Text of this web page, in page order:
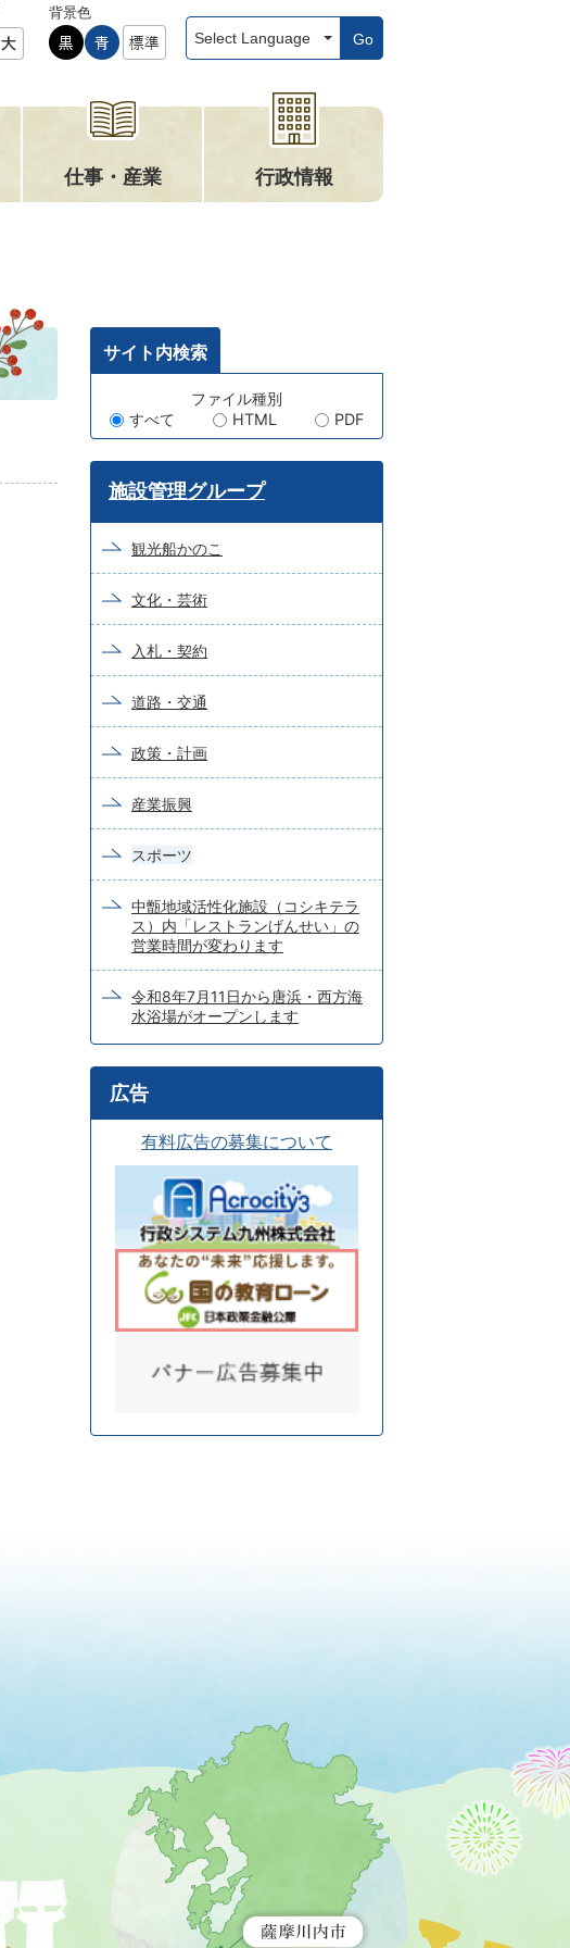
背景色
Go
仕事・産業 行政情報
サイト内検索
ー
ワ
ー
ド
検
索
ファイル種別
すべて
HTML PDF
施設管理グループ
観光船かのこ
文化・芸術
入札・契約
道路・交通
政策・計画
産業振興
スポーツ
中甑地域活性化施設（コシキテラ
ス）内「レストランげんせい」の
営業時間が変わります
令和8年7月11日から唐浜・西方海
水浴場がオープンします
広告
有料広告の募集について